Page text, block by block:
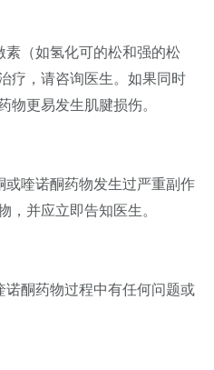
（如氢化可的松和强的松
疗，请咨询医生。如果同时
物更易发生肌腱损伤。
喹诺酮药物发生过严重副作
，并应立即告知医生。
酮药物过程中有任何问题或